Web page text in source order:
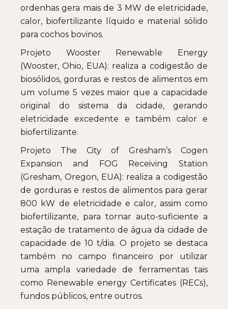
ordenhas gera mais de 3 MW de eletricidade,
calor, biofertilizante líquido e material sólido
para cochos bovinos.
Projeto Wooster Renewable Energy
(Wooster, Ohio, EUA): realiza a codigestão de
biosólidos, gorduras e restos de alimentos em
um volume 5 vezes maior que a capacidade
original do sistema da cidade, gerando
eletricidade excedente e também calor e
biofertilizante.
Projeto The City of Gresham’s Cogen
Expansion and FOG Receiving Station
(Gresham, Oregon, EUA): realiza a codigestão
de gorduras e restos de alimentos para gerar
800 kW de eletricidade e calor, assim como
biofertilizante, para tornar auto-suficiente a
estação de tratamento de água da cidade de
capacidade de 10 t/dia. O projeto se destaca
também no campo financeiro por utilizar
uma ampla variedade de ferramentas tais
como Renewable energy Certificates (RECs),
fundos públicos, entre outros.